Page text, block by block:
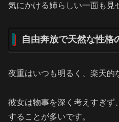
気にかける姉らしい一面も見
自由奔放で天然な性格
夜重はいつも明るく、楽天的
彼女は物事を深く考えすぎず、
することが多いです。